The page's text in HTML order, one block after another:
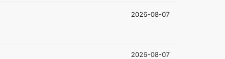
2026-08-07
2026-08-07